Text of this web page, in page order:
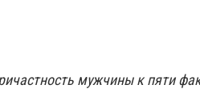
мужчины к пяти